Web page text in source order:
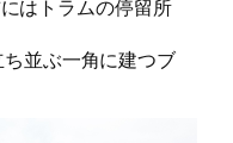
はトラムの停留所
並ぶ一角に建つブ